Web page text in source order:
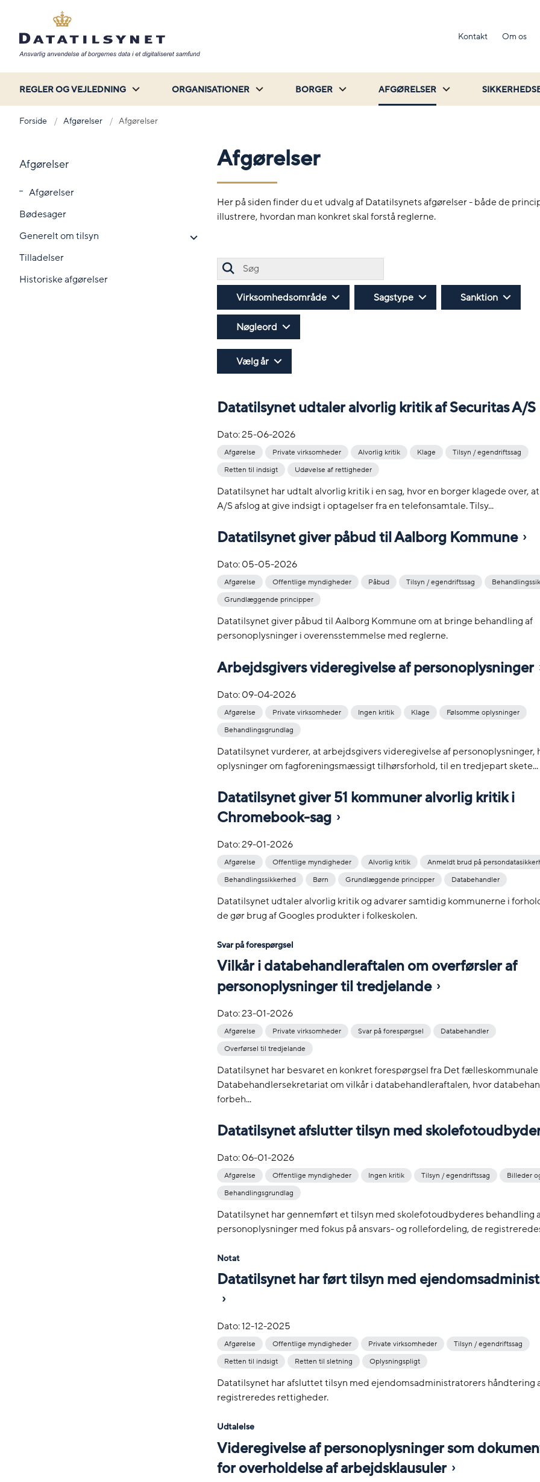
Kontakt Om os
REGLER OG VEJLEDNING ORGANISATIONER BORGER AFGØRELSER
Forside Afgørelser Afgørelser
Afgørelser
Afgørelser
Bødesager
Generelt om tilsyn
Tilladelser
Historiske afgørelser
Afgørelser
Her på siden finder du et udvalg af Datatilsynets afgørelser - både de
illustrere, hvordan man konkret skal forstå reglerne.
Virksomhedsområde Sagstype Sanktion
Nøgleord
Vælg år
Datatilsynet udtaler alvorlig kritik af Securitas A/S
Dato:25-06-2026
Afgørelse Private virksomheder Alvorlig kritik Klage
Tilsyn / egendriftssag
Retten til indsigt
Udøvelse af rettigheder
Datatilsynet har udtalt alvorlig kritik i en sag, hvor en borger klagede over,
A/S afslog at give indsigt i optagelser fra en telefonsamtale. Tilsy...
Datatilsynet giver påbud til Aalborg Kommune
Dato:05-05-2026
Afgørelse Offentlige myndigheder Påbud Tilsyn / egendriftssag
Grundlæggende principper
Datatilsynet giver påbud til Aalborg Kommune om at bringe behandling af
personoplysninger i overensstemmelse med reglerne.
Arbejdsgivers videregivelse af personoplysninger
Dato:09-04-2026
Afgørelse Private virksomheder Ingen kritik Klage
Følsomme oplysninger
Behandlingsgrundlag
Datatilsynet vurderer, at arbejdsgivers videregivelse af personoplysninger,
oplysninger om fagforeningsmæssigt tilhørsforhold, til en tredjepart skete...
Datatilsynet giver 51 kommuner alvorlig kritik i
Chromebook-sag
Dato:29-01-2026
Afgørelse Offentlige myndigheder Alvorlig kritik
Anmeldt brud på
Behandlingssikkerhed
Børn Grundlæggende principper Databehandler
Datatilsynet udtaler alvorlig kritik og advarer samtidig kommunerne i
de gør brug af Googles produkter i folkeskolen.
Svar på forespørgsel
Vilkår i databehandleraftalen om overførsler af
personoplysninger til tredjelande
Dato:23-01-2026
Afgørelse Private virksomheder Svar på forespørgsel
Databehandler
Overførsel til tredjelande
Datatilsynet har besvaret en konkret forespørgsel fra Det fælleskommunale
Databehandlersekretariat om vilkår i databehandleraftalen, hvor
forbeh...
Datatilsynet afslutter tilsyn med
Dato:06-01-2026
Afgørelse Offentlige myndigheder Ingen kritik Tilsyn / egendriftssag
Billeder
Behandlingsgrundlag
Datatilsynet har gennemført et tilsyn med skolefotoudbyderes behandling
personoplysninger med fokus på ansvars- og rollefordeling, de
Notat
Datatilsynet har ført tilsyn med
Dato:12-12-2025
Afgørelse Offentlige myndigheder Private virksomheder
Tilsyn / egendriftssag
Retten til indsigt
Retten til sletning Oplysningspligt
Datatilsynet har afsluttet tilsyn med ejendomsadministratorers håndtering
registreredes rettigheder.
Udtalelse
Videregivelse af personoplysninger som
for overholdelse af arbejdsklausuler